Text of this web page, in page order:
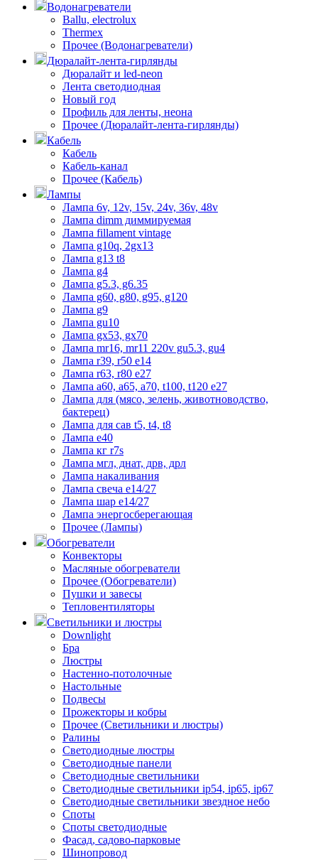
Водонагреватели
Ballu, electrolux
Thermex
Прочее (Водонагреватели)
Дюралайт-лента-гирлянды
Дюралайт и led-neon
Лента светодиодная
Новый год
Профиль для ленты, неона
Прочее (Дюралайт-лента-гирлянды)
Кабель
Кабель
Кабель-канал
Прочее (Кабель)
Лампы
Лампа 6v, 12v, 15v, 24v, 36v, 48v
Лампа dimm диммируемая
Лампа fillament vintage
Лампа g10q, 2gx13
Лампа g13 t8
Лампа g4
Лампа g5.3, g6.35
Лампа g60, g80, g95, g120
Лампа g9
Лампа gu10
Лампа gx53, gx70
Лампа mr16, mr11 220v gu5.3, gu4
Лампа r39, r50 е14
Лампа r63, r80 е27
Лампа а60, а65, а70, t100, t120 е27
Лампа для (мясо, зелень, животноводство,
бактерец)
Лампа для сав t5, t4, t8
Лампа е40
Лампа кг r7s
Лампа мгл, днат, дрв, дрл
Лампа накаливания
Лампа свеча е14/27
Лампа шар е14/27
Лампа энергосберегающая
Прочее (Лампы)
Обогреватели
Конвекторы
Масляные обогреватели
Прочее (Обогреватели)
Пушки и завесы
Тепловентиляторы
Светильники и люстры
Downlight
Бра
Люстры
Настенно-потолочные
Настольные
Подвесы
Прожекторы и кобры
Прочее (Светильники и люстры)
Ралины
Светодиодные люстры
Светодиодные панели
Светодиодные светильники
Светодиодные светильники ip54, ip65, ip67
Светодиодные светильники звездное небо
Споты
Споты светодиодные
Фасад, садово-парковые
Шинопровод